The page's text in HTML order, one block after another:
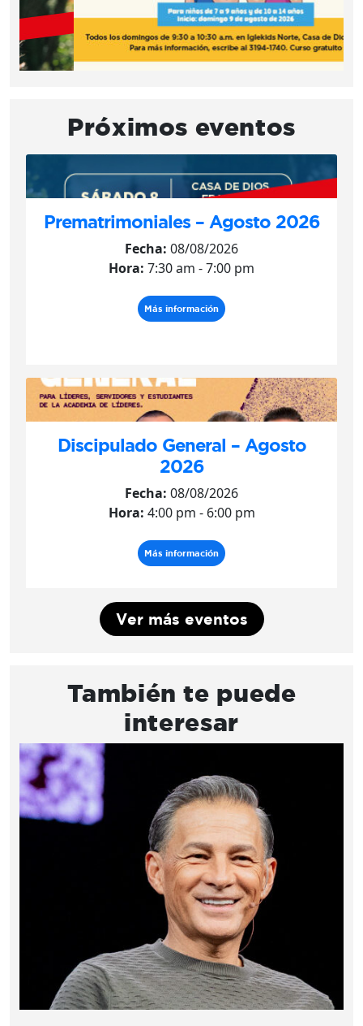
Próximos eventos
Prematrimoniales – Agosto 2026
Fecha: 08/08/2026
Hora: 7:30 am - 7:00 pm
Más información
Discipulado General – Agosto
2026
Fecha: 08/08/2026
Hora: 4:00 pm - 6:00 pm
Más información
Ver más eventos
También te puede
interesar